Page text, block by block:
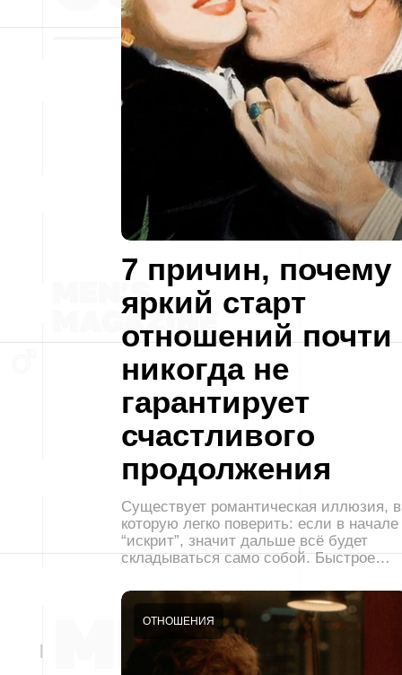
7 причин, почему
яркий старт
отношений почти
никогда не
гарантирует
счастливого
продолжения
Существует романтическая иллюзия, в
которую легко поверить: если в начале
“искрит”, значит дальше всё будет
складываться само собой. Быстрое…
ОТНОШЕНИЯ